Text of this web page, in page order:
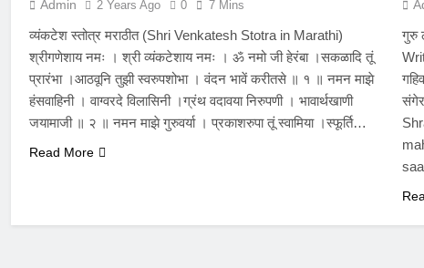
Admin 2 Years Ago 0 7 Mins
व्यंकटेश स्तोत्र मराठीत (Shri Venkatesh Stotra in Marathi)
श्रीगणेशाय नमः । श्री व्यंकटेशाय नमः । ॐ नमो जी हेरंबा ।सकळादि तूं
प्रारंभा ।आठवूनि तुझी स्वरुपशोभा । वंदन भावें करीतसे ॥ १ ॥ नमन माझे
हंसवाहिनी । वाग्वरदे विलासिनी ।ग्रंथ वदावया निरुपणी । भावार्थखाणी
जयामाजी ॥ २ ॥ नमन माझे गुरुवर्या । प्रकाशरुपा तूं स्वामिया ।स्फूर्ति…
Read More
गुरु